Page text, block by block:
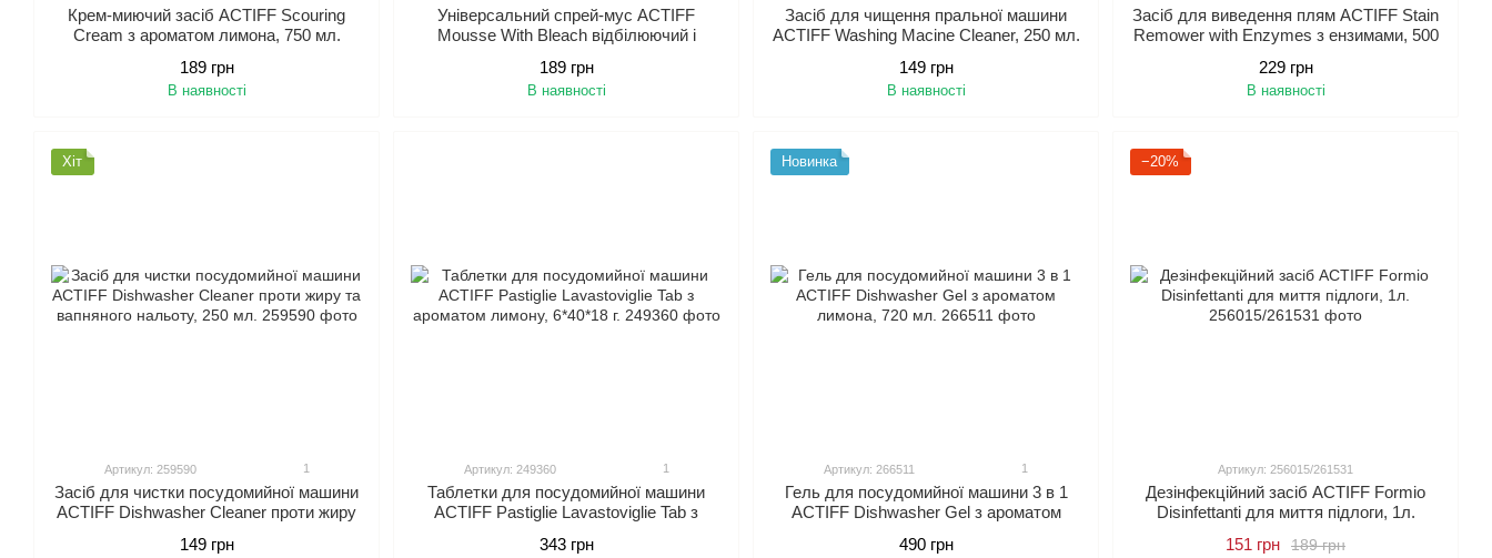
Крем-миючий засіб ACTIFF Scouring
Cream з ароматом лимона, 750 мл.
189 грн
В наявності
Універсальний cпрей-мус ACTIFF
Mousse With Bleach відбілюючий і
189 грн
В наявності
Засіб для чищення пральної машини
ACTIFF Washing Macine Cleaner, 250 мл.
149 грн
В наявності
Засіб для виведення плям ACTIFF Stain
Remower with Enzymes з ензимами, 500
229 грн
В наявності
Хіт
Артикул: 259590 1
Засіб для чистки посудомийної машини
ACTIFF Dishwasher Cleaner проти жиру
149 грн
Артикул: 249360 1
Таблетки для посудомийної машини
ACTIFF Pastiglie Lavastoviglie Tab з
343 грн
Новинка
Артикул: 266511 1
Гель для посудомийної машини 3 в 1
ACTIFF Dishwasher Gel з ароматом
490 грн
−20%
Артикул: 256015/261531
Дезінфекційний засіб ACTIFF Formio
Disinfettanti для миття підлоги, 1л.
189 грн
151 грн